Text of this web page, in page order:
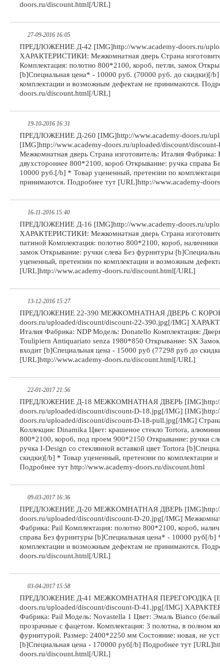
doors.ru/discount.html[/URL]
27-09-2016 16:05
ПРЕДЛОЖЕНИЕ Д-42 [IMG]http://www.academy-doors.ru/
ХАРАКТЕРИСТИКИ: Межкомнатная дверь Страна
Комплектация: полотно 800*2100, короб, петли, замок
[b]Специальная цена* - 10000 руб. (70000 руб. до скидки)[/
комплектации и возможным дефектам не принимаются.
doors.ru/discount.html[/URL]
19-10-2016 16:31
ПРЕДЛОЖЕНИЕ Д-260 [IMG]http://www.academy-doors.ru/
[IMG]http://www.academy-doors.ru/uploaded/discount/
Межкомнатная дверь Страна изготовитель: Италия Фабрика:
двухстороннее 800*2100, короб Открывание: ручка справа
10000 руб.[/b] * Товар уцененный, претензии по
принимаются. Подробнее тут [URL]http://www.academy-
16-11-2016 15:40
ПРЕДЛОЖЕНИЕ Д-16 [IMG]http://www.academy-doors.ru/
ХАРАКТЕРИСТИКИ: Межкомнатная дверь Страна
патиной Комплектация: полотно 800*2100, короб,
замок Открывание: ручки слева Без фурнитуры
уцененный, претензии по комплектации и возможным
[URL]http://www.academy-doors.ru/discount.html[/URL]
13-12-2016 15:27
ПРЕДЛОЖЕНИЕ 22-390 МЕЖКОМНАТНАЯ ДВЕРЬ С
doors.ru/uploaded/discount/discount-22-390.jpg[/IMG]
Италия Фабрика: NDP Модель: Donatello Комплектация:
Toulipiern Antiquariato senza 1980*850 Открывание: SX
входит [b]Специальная цена - 15000 руб (77298 руб до
[URL]http://www.academy-doors.ru/discount.html[/URL]
22-01-2017 21:56
ПРЕДЛОЖЕНИЕ Д-18 МЕЖКОМНАТНАЯ ДВЕРЬ [IMG]http://
doors.ru/uploaded/discount/discount-D-18.jpg[/IMG]
doors.ru/uploaded/discount/discount-D-18-pull.jpg[/IMG]
Коллекция: Dinamika Цвет: крашеное стекло Tortora,
800*2100, короб, под проем 900*2150 Открывание: ручки
ручка I-Design со стеклянной вставкой цвет Tortora
скидки)[/b] * Товар уцененный, претензии по комплектации
Подробнее тут http://www.academy-doors.ru/discount.html
09-03-2017 16:36
ПРЕДЛОЖЕНИЕ Д-20 МЕЖКОМНАТНАЯ ДВЕРЬ [IMG]http://
doors.ru/uploaded/discount/discount-D-20.jpg[/IMG]
Фабрика: Pail Комплектация: полотно 800*2100, короб,
справа Без фурнитуры [b]Специальная цена* - 10000 руб[/b]
комплектации и возможным дефектам не принимаются.
doors.ru/discount.html[/URL]
03-04-2017 15:58
ПРЕДЛОЖЕНИЕ Д-41 МЕЖКОМНАТНАЯ ПЕРЕГОРОДКА
doors.ru/uploaded/discount/discount-D-41.jpg[/IMG]
Фабрика: Pail Модель: Novastella 1 Цвет: Эмаль Bianco
прозрачные с фацетом. Комплектация: 3 полотна, в полном
фурнитурой. Размер: 2400*2250 мм Состояние: новая, не
[b]Специальная цена - 170000 руб[/b] Подробнее тут
doors.ru/discount.html[/URL]